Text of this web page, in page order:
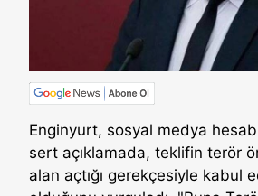
Enginyurt, sosyal medya
sert açıklamada, teklifin terör
alan açtığı gerekçesiyle kabul